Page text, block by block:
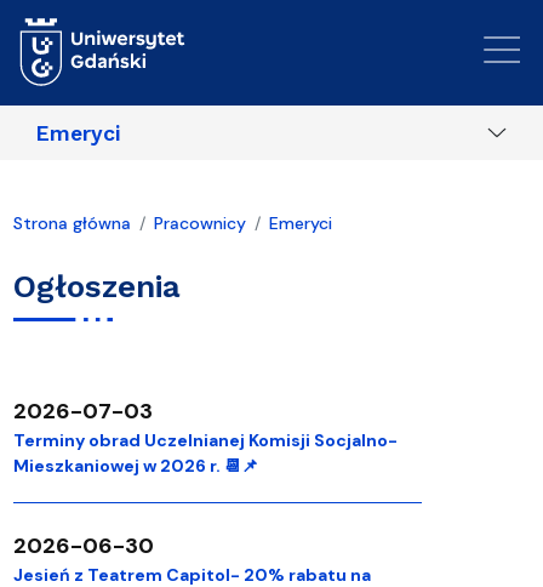
Emeryci
Strona główna Pracownicy Emeryci
Ogłoszenia
2026-07-03
Terminy obrad Uczelnianej Komisji Socjalno-
Mieszkaniowej w 2026 r. 📆📌
2026-06-30
Jesień z Teatrem Capitol- 20% rabatu na